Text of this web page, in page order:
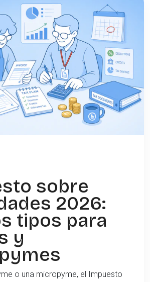
sobre
2026:
tipos para
y
o una micropyme, el Impuesto